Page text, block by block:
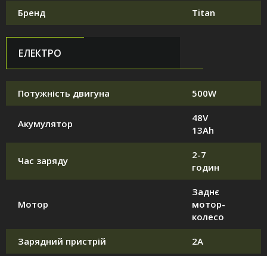
Бренд Titan
ЕЛЕКТРО
Потужність двигуна 500W
Акумулятор
48V
13Ah
Час заряду
2-7
годин
Мотор
Заднє
мотор-
колесо
Зарядний пристрій 2А